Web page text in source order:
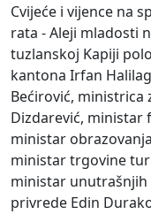
Cvijeće i vijence na
rata - Aleji mladosti
tuzlanskoj Kapiji
kantona Irfan
Bećirović, ministrica
Dizdarević, ministar
ministar
ministar trgovine
ministar
privrede Edin